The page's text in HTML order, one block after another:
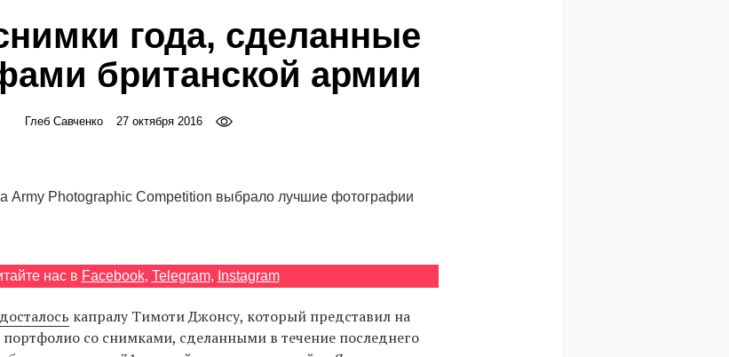
года, сделанные
британской армии
Глеб Савченко 27 октября 2016
Army Photographic Competition выбрало лучшие фотографии
нас в Facebook, Telegram, Instagram
досталось капралу Тимоти Джонсу, который представил на
со снимками, сделанными в течение последнего